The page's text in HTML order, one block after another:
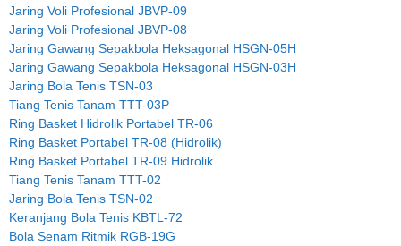
Jaring Voli Profesional JBVP-09
Jaring Voli Profesional JBVP-08
Jaring Gawang Sepakbola Heksagonal HSGN-05H
Jaring Gawang Sepakbola Heksagonal HSGN-03H
Jaring Bola Tenis TSN-03
Tiang Tenis Tanam TTT-03P
Ring Basket Hidrolik Portabel TR-06
Ring Basket Portabel TR-08 (Hidrolik)
Ring Basket Portabel TR-09 Hidrolik
Tiang Tenis Tanam TTT-02
Jaring Bola Tenis TSN-02
Keranjang Bola Tenis KBTL-72
Bola Senam Ritmik RGB-19G